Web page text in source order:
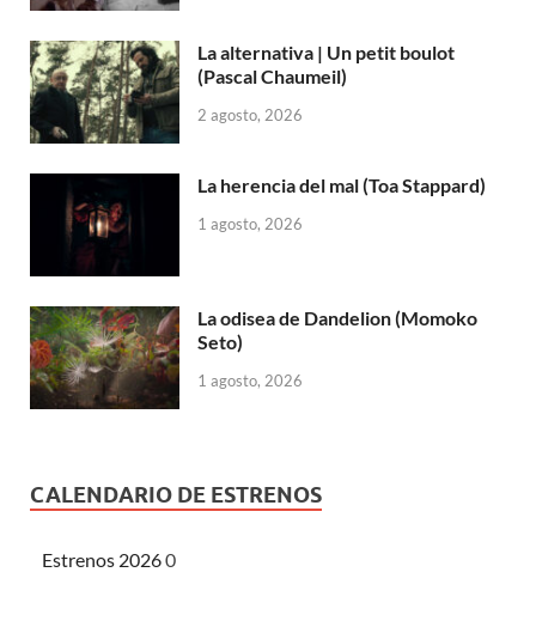
La alternativa | Un petit boulot
(Pascal Chaumeil)
2 agosto, 2026
La herencia del mal (Toa Stappard)
1 agosto, 2026
La odisea de Dandelion (Momoko
Seto)
1 agosto, 2026
CALENDARIO DE ESTRENOS
Estrenos 20260